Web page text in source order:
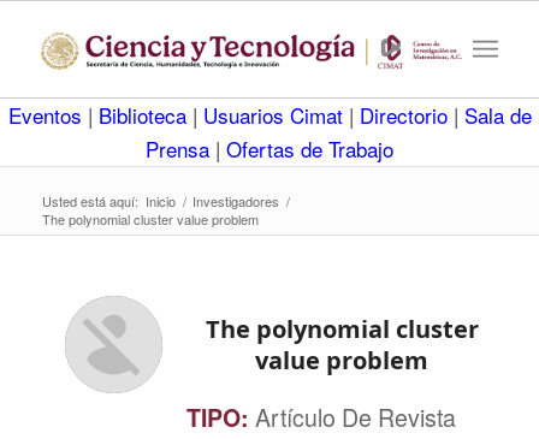
Eventos | Biblioteca | Usuarios Cimat | Directorio | Sala de
Prensa | Ofertas de Trabajo
Usted está aquí: Inicio / Investigadores /
The polynomial cluster value problem
The polynomial cluster
value problem
TIPO: Artículo De Revista